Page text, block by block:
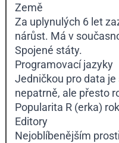
Země
Za uplynulých 6 let
nárůst. Má v
Spojené státy.
Programovací jazyky
Jedničkou pro data je
nepatrně, ale přesto
Popularita R (erka)
Editory
Nejoblíbenějším